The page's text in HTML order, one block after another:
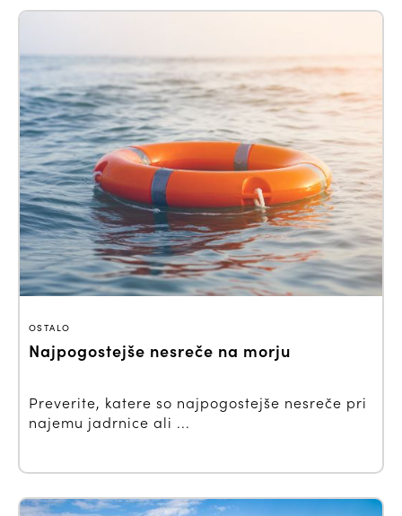
OSTALO
Najpogostejše nesreče na morju
Preverite, katere so najpogostejše nesreče pri
najemu jadrnice ali ...